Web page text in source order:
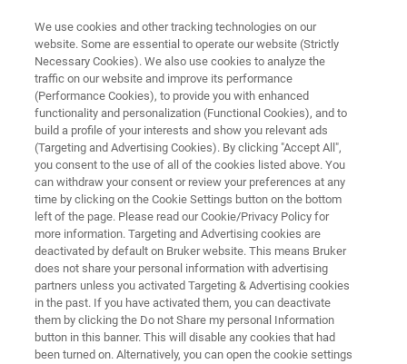
EVENT - CHINA
布鲁克电子顺磁共振用户技术研
讨会
联系我们
We use cookies and other tracking technologies on our
website. Some are essential to operate our website (Strictly
Necessary Cookies). We also use cookies to analyze the
traffic on our website and improve its performance
(Performance Cookies), to provide you with enhanced
functionality and personalization (Functional Cookies), and to
build a profile of your interests and show you relevant ads
(Targeting and Advertising Cookies). By clicking "Accept All",
you consent to the use of all of the cookies listed above. You
can withdraw your consent or review your preferences at any
time by clicking on the Cookie Settings button on the bottom
left of the page. Please read our Cookie/Privacy Policy for
more information. Targeting and Advertising cookies are
deactivated by default on Bruker website. This means Bruker
does not share your personal information with advertising
partners unless you activated Targeting & Advertising cookies
in the past. If you have activated them, you can deactivate
them by clicking the Do not Share my personal Information
button in this banner. This will disable any cookies that had
been turned on. Alternatively, you can open the cookie settings